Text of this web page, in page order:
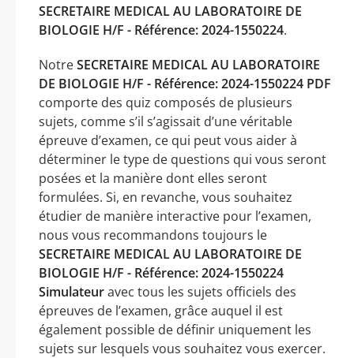
SECRETAIRE MEDICAL AU LABORATOIRE DE
BIOLOGIE H/F - Référence: 2024-1550224.
NotreSECRETAIRE MEDICAL AU LABORATOIRE
DE BIOLOGIE H/F - Référence: 2024-1550224 PDF
comporte des quiz composés de plusieurs
sujets, comme s’il s’agissait d’une véritable
épreuve d’examen, ce qui peut vous aider à
déterminer le type de questions qui vous seront
posées et la manière dont elles seront
formulées. Si, en revanche, vous souhaitez
étudier de manière interactive pour l’examen,
nous vous recommandons toujours le
SECRETAIRE MEDICAL AU LABORATOIRE DE
BIOLOGIE H/F - Référence: 2024-1550224
Simulateuravec tous les sujets officiels des
épreuves de l’examen, grâce auquel il est
également possible de définir uniquement les
sujets sur lesquels vous souhaitez vous exercer.